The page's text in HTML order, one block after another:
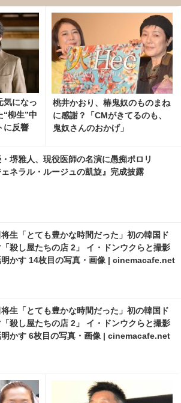
気になっ
“柳生”中
に反響
桃井かおり、椿鬼奴のものまね
に感謝？「CMがきてるのも、
鬼奴さんのおかげ」
堺雅人、現役医師の名演に愚痴ポロリ
ェネラル・ルージュの凱旋』完成披露
将生「とても豊かな時間だった」初の韓国ド
「殺し屋たちの店 2」 イ・ドンウクらと撮影
明かす 14枚目の写真・画像 | cinemacafe.net
将生「とても豊かな時間だった」初の韓国ド
「殺し屋たちの店 2」 イ・ドンウクらと撮影
明かす 6枚目の写真・画像 | cinemacafe.net